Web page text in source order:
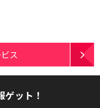
ス
ット！